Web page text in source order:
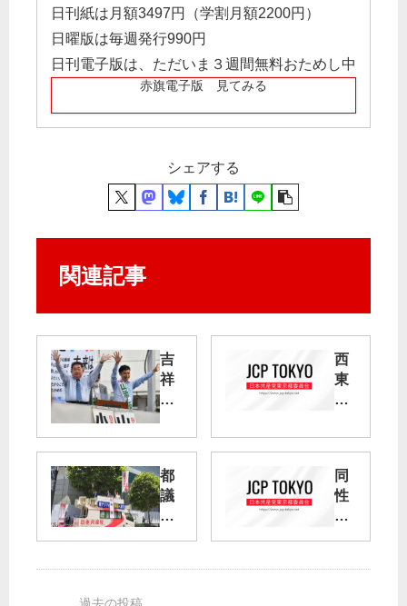
日刊紙は月額3497円（学割月額2200円）
日曜版は毎週発行990円
日刊電子版は、ただいま３週間無料おためし中
赤旗電子版 見てみる
シェアする
関連記事
吉
祥
寺
前
小
池
書
記
西
東
京
長
／
杉
山
氏
都
議
選
同
性
カ